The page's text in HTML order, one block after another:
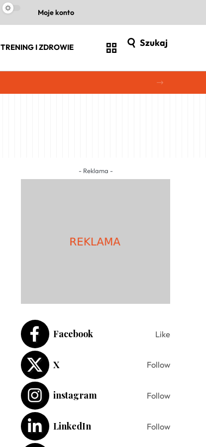
Moje konto
TRENING I ZDROWIE Szukaj
- Reklama -
Facebook Like
X Follow
instagram Follow
LinkedIn Follow